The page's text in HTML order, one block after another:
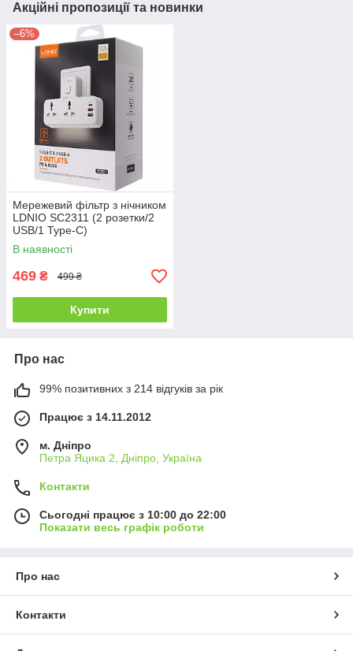
Акційні пропозиції та новинки
–6%
Мережевий фільтр з нічником
LDNIO SC2311 (2 розетки/2
USB/1 Type-C)
В наявності
469 ₴ 499 ₴
Купити
Про нас
99% позитивних з 214 відгуків за рік
Працює з 14.11.2012
м. Дніпро
Петра Яцика 2, Дніпро, Україна
Контакти
Сьогодні працює з 10:00 до 22:00
Показати весь графік роботи
Про нас
Контакти